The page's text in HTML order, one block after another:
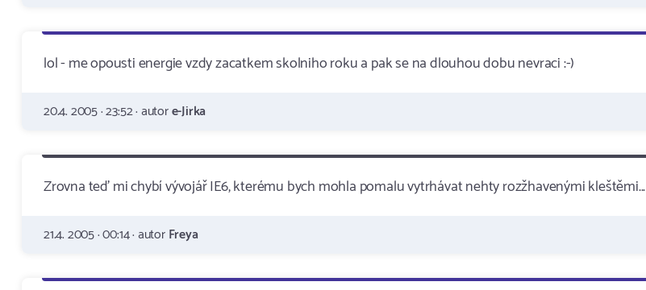
lol - me opousti energie vzdy zacatkem skolniho roku a pak se na dlouhou dobu nevraci :-)
20.4. 2005 · 23:52 · autore-Jirka
Zrovna teď mi chybí vývojář IE6, kterému bych mohla pomalu vytrhávat nehty rozžhavenými kleštěmi...
21.4. 2005 · 00:14 · autorFreya